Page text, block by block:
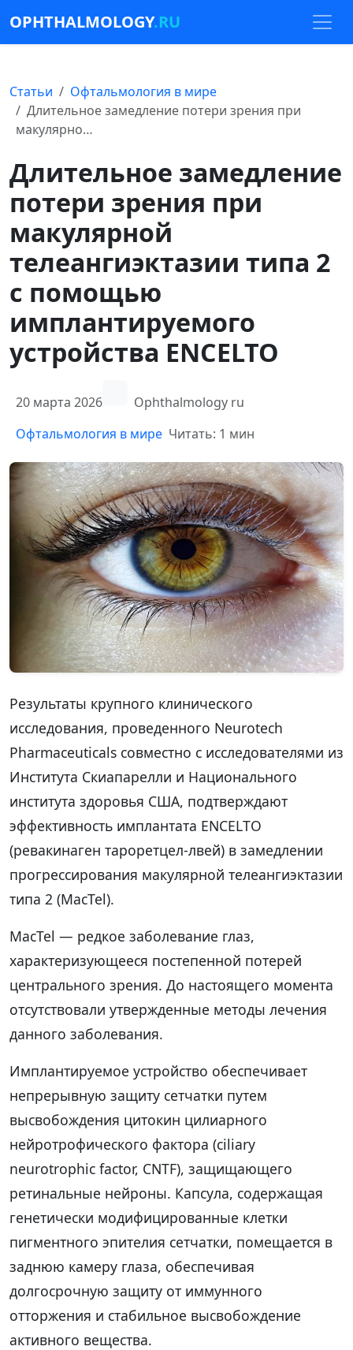
OPHTHALMOLOGY.RU
Статьи
Офтальмология в мире
Длительное замедление потери зрения при
макулярно…
Длительное замедление
потери зрения при
макулярной
телеангиэктазии типа 2
с помощью
имплантируемого
устройства ENCELTO
20 марта 2026
Ophthalmology ru
Офтальмология в мире Читать: 1 мин
Результаты крупного клинического
исследования, проведенного Neurotech
Pharmaceuticals совместно с исследователями из
Института Скиапарелли и Национального
института здоровья США, подтверждают
эффективность имплантата ENCELTO
(ревакинаген тароретцел-лвей) в замедлении
прогрессирования макулярной телеангиэктазии
типа 2 (MacTel).
MacTel — редкое заболевание глаз,
характеризующееся постепенной потерей
центрального зрения. До настоящего момента
отсутствовали утвержденные методы лечения
данного заболевания.
Имплантируемое устройство обеспечивает
непрерывную защиту сетчатки путем
высвобождения цитокин цилиарного
нейротрофического фактора (ciliary
neurotrophic factor, CNTF), защищающего
ретинальные нейроны. Капсула, содержащая
генетически модифицированные клетки
пигментного эпителия сетчатки, помещается в
заднюю камеру глаза, обеспечивая
долгосрочную защиту от иммунного
отторжения и стабильное высвобождение
активного вещества.